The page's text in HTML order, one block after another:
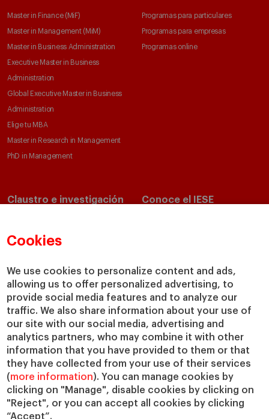
Cookies
We use cookies to personalize content and ads,
allowing us to offer personalized advertising, to
provide social media features and to analyze our
traffic. We also share information about your use of
our site with our social media, advertising and
analytics partners, who may combine it with other
information that you have provided to them or that
they have collected from your use of their services
(more information). You can manage cookies by
clicking on "Manage", disable cookies by clicking on
"Reject", or you can accept all cookies by clicking
“Accept”.
Master in Finance (MiF)
Master in Management (MiM)
Master in Business Administration
Executive Master in Business
Administration
Global Executive Master in Business
Administration
Elige tu MBA
Master in Research in Management
PhD in Management
Programas para particulares
Programas para empresas
Programas online
Claustro e investigación
Departamentos académicos
Cátedras
IESE Insight
IESE Publishing
Conoce el IESE
Nuestro impacto
Colabora con el IESE
Servicios
Biblioteca
Canal de Compliance
Capellanía
IESE Shop
Jobs @IESE
Préstamos y becas